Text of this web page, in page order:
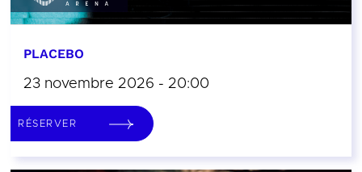
PLACEBO
23 novembre 2026 - 20:00
RÉSERVER